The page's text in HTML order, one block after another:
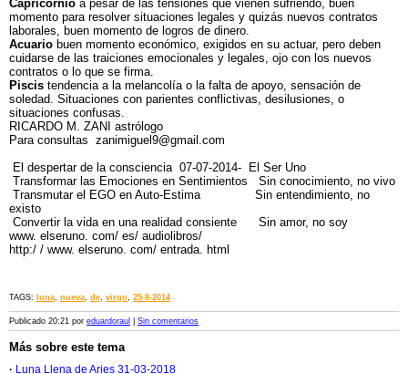
Capricornio a pesar de las tensiones que vienen sufriendo, buen
momento para resolver situaciones legales y quizás nuevos contratos
laborales, buen momento de logros de dinero.
Acuario buen momento económico, exigidos en su actuar, pero deben
cuidarse de las traiciones emocionales y legales, ojo con los nuevos
contratos o lo que se firma.
Piscis tendencia a la melancolía o la falta de apoyo, sensación de
soledad. Situaciones con parientes conflictivas, desilusiones, o
situaciones confusas.
RICARDO M. ZANI astrólogo
Para consultas zanimiguel9@gmail.com
El despertar de la consciencia 07-07-2014- El Ser Uno
Transformar las Emociones en Sentimientos Sin conocimiento, no vivo
Transmutar el EGO en Auto-Estima Sin entendimiento, no
existo
Convertir la vida en una realidad consiente Sin amor, no soy
www. elseruno. com/ es/ audiolibros/
http:/ / www. elseruno. com/ entrada. html
TAGS: luna, nueva, de, virgo, 25-8-2014
Publicado 20:21 por eduardoraul Sin comentarios
Más sobre este tema
· Luna Llena de Aries 31-03-2018